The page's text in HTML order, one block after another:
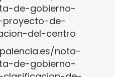
de-gobierno-
de-
del-centro
nota-
de-gobierno-